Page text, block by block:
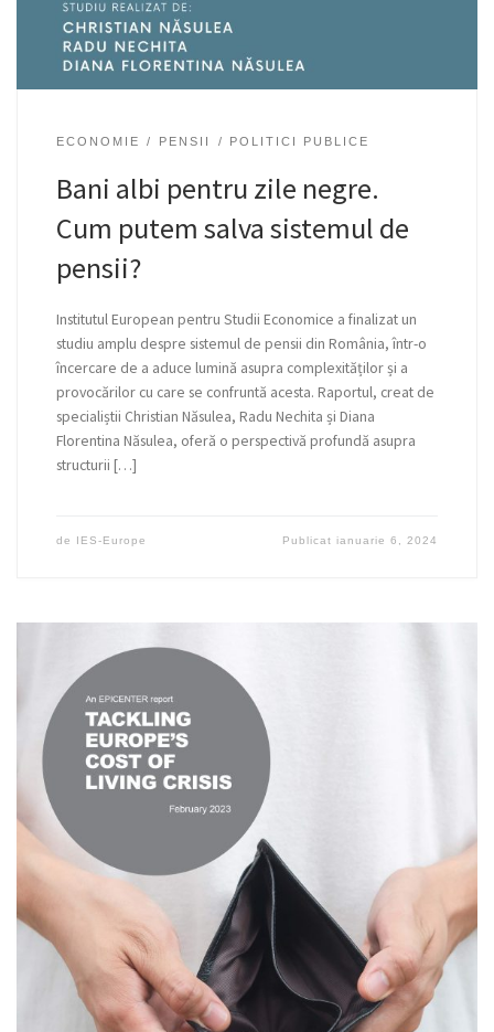
ECONOMIE PENSII POLITICI PUBLICE
Bani albi pentru zile negre.
Cum putem salva sistemul de
pensii?
Institutul European pentru Studii Economice a finalizat un
studiu amplu despre sistemul de pensii din România, într-o
încercare de a aduce lumină asupra complexităților și a
provocărilor cu care se confruntă acesta. Raportul, creat de
specialiștii Christian Năsulea, Radu Nechita și Diana
Florentina Năsulea, oferă o perspectivă profundă asupra
structurii […]
de IES-Europe Publicatianuarie 6, 2024